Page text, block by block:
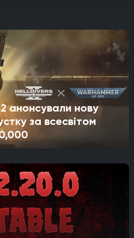
анонсували нову
за всесвітом